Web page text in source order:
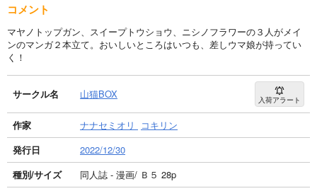
コメント
マヤノトップガン、スイープトウショウ、ニシノフラワーの３人がメイ
ンのマンガ２本立て。おいしいところはいつも、差しウマ娘が持ってい
く！
サークル名 山猫BOX 入荷アラート
作家 ナナセミオリ
コキリン
発行日
2022/12/30
種別/サイズ
同人誌 - 漫画/ Ｂ５ 28p